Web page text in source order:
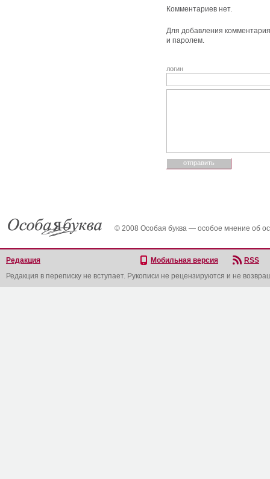
Комментариев нет.
Для добавления
и паролем.
логин
© 2008 Особая буква — особое мнение об
Редакция Мобильная версия
RSS
Редакция в переписку не вступает. Рукописи не рецензируются и не